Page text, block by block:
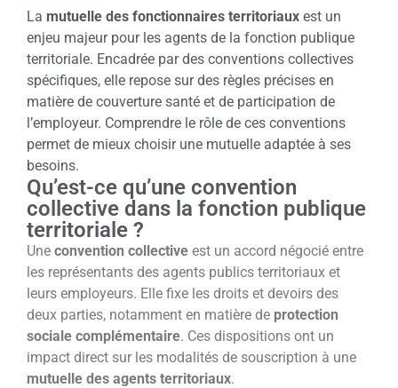
La mutuelle des fonctionnaires territoriaux est un
enjeu majeur pour les agents de la fonction publique
territoriale. Encadrée par des conventions collectives
spécifiques, elle repose sur des règles précises en
matière de couverture santé et de participation de
l’employeur. Comprendre le rôle de ces conventions
permet de mieux choisir une mutuelle adaptée à ses
besoins.
Qu’est-ce qu’une convention
collective dans la fonction publique
territoriale ?
Une convention collective est un accord négocié entre
les représentants des agents publics territoriaux et
leurs employeurs. Elle fixe les droits et devoirs des
deux parties, notamment en matière de protection
sociale complémentaire. Ces dispositions ont un
impact direct sur les modalités de souscription à une
mutuelle des agents territoriaux.